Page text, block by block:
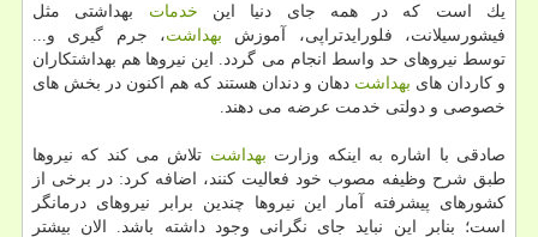
یك است كه در همه جای دنیا این خدمات بهداشتی مثل
فیشورسیلانت، فلورایدتراپی، آموزش بهداشت، جرم گیری و...
توسط نیروهای حد واسط انجام می گردد. این نیروها هم بهداشتكاران
و كاردان های بهداشت دهان و دندان هستند كه هم اكنون در بخش های
خصوصی و دولتی خدمت عرضه می دهند.
صادقی با اشاره به اینكه وزارت بهداشت تلاش می كند كه نیروها
طبق شرح وظیفه مصوب خود فعالیت كنند، اضافه كرد: در برخی از
كشورهای پیشرفته آمار این نیروها چندین برابر نیروهای درمانگر
است؛ بنابر این نباید جای نگرانی وجود داشته باشد. الان بیشتر